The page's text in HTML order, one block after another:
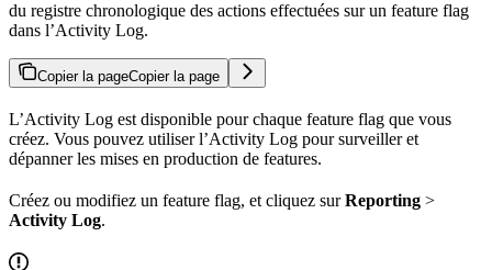
du registre chronologique des actions effectuées sur un feature flag
dans l’Activity Log.
Copier la pageCopier la page
L’Activity Log est disponible pour chaque feature flag que vous
créez. Vous pouvez utiliser l’Activity Log pour surveiller et
dépanner les mises en production de features.
Créez ou modifiez un feature flag, et cliquez surReporting >
Activity Log.